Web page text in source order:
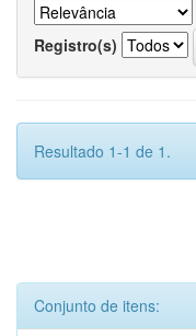
Registro(s)
Resultado 1-1 de 1.
Conjunto de itens: